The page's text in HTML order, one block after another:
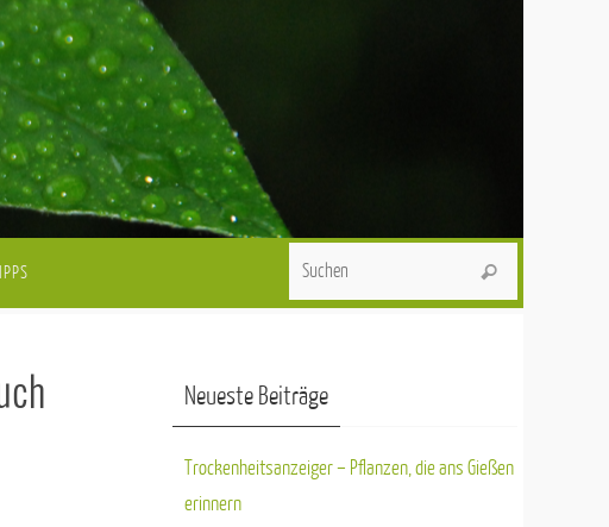
Suchen
Neueste Beiträge
Trockenheitsanzeiger – Pflanzen, die ans Gießen
erinnern